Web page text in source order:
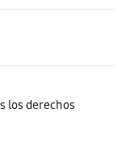
los derechos